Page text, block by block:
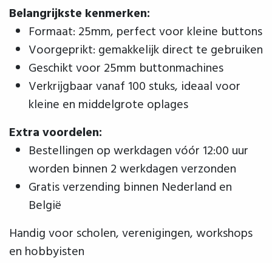
Belangrijkste kenmerken:
Formaat: 25mm, perfect voor kleine buttons
Voorgeprikt: gemakkelijk direct te gebruiken
Geschikt voor 25mm buttonmachines
Verkrijgbaar vanaf 100 stuks, ideaal voor
kleine en middelgrote oplages
Extra voordelen:
Bestellingen op werkdagen vóór 12:00 uur
worden binnen 2 werkdagen verzonden
Gratis verzending binnen Nederland en
België
Handig voor scholen, verenigingen, workshops
en hobbyisten